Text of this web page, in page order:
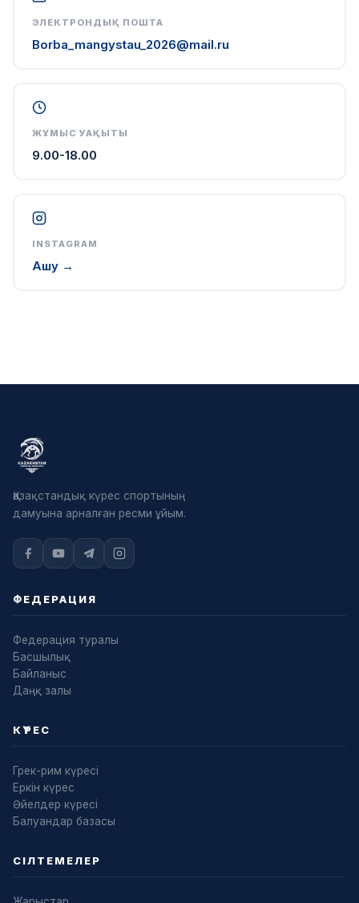
ЭЛЕКТРОНДЫҚ ПОШТА
Borba_mangystau_2026@mail.ru
ЖҰМЫС УАҚЫТЫ
9.00-18.00
INSTAGRAM
Ашу →
Қазақстандық күрес спортының
дамуына арналған ресми ұйым.
ФЕДЕРАЦИЯ
Федерация туралы
Басшылық
Байланыс
Даңқ залы
КҮРЕС
Грек-рим күресі
Еркін күрес
Әйелдер күресі
Балуандар базасы
СІЛТЕМЕЛЕР